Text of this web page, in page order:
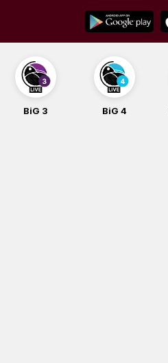
content
BiG 3 BiG 4